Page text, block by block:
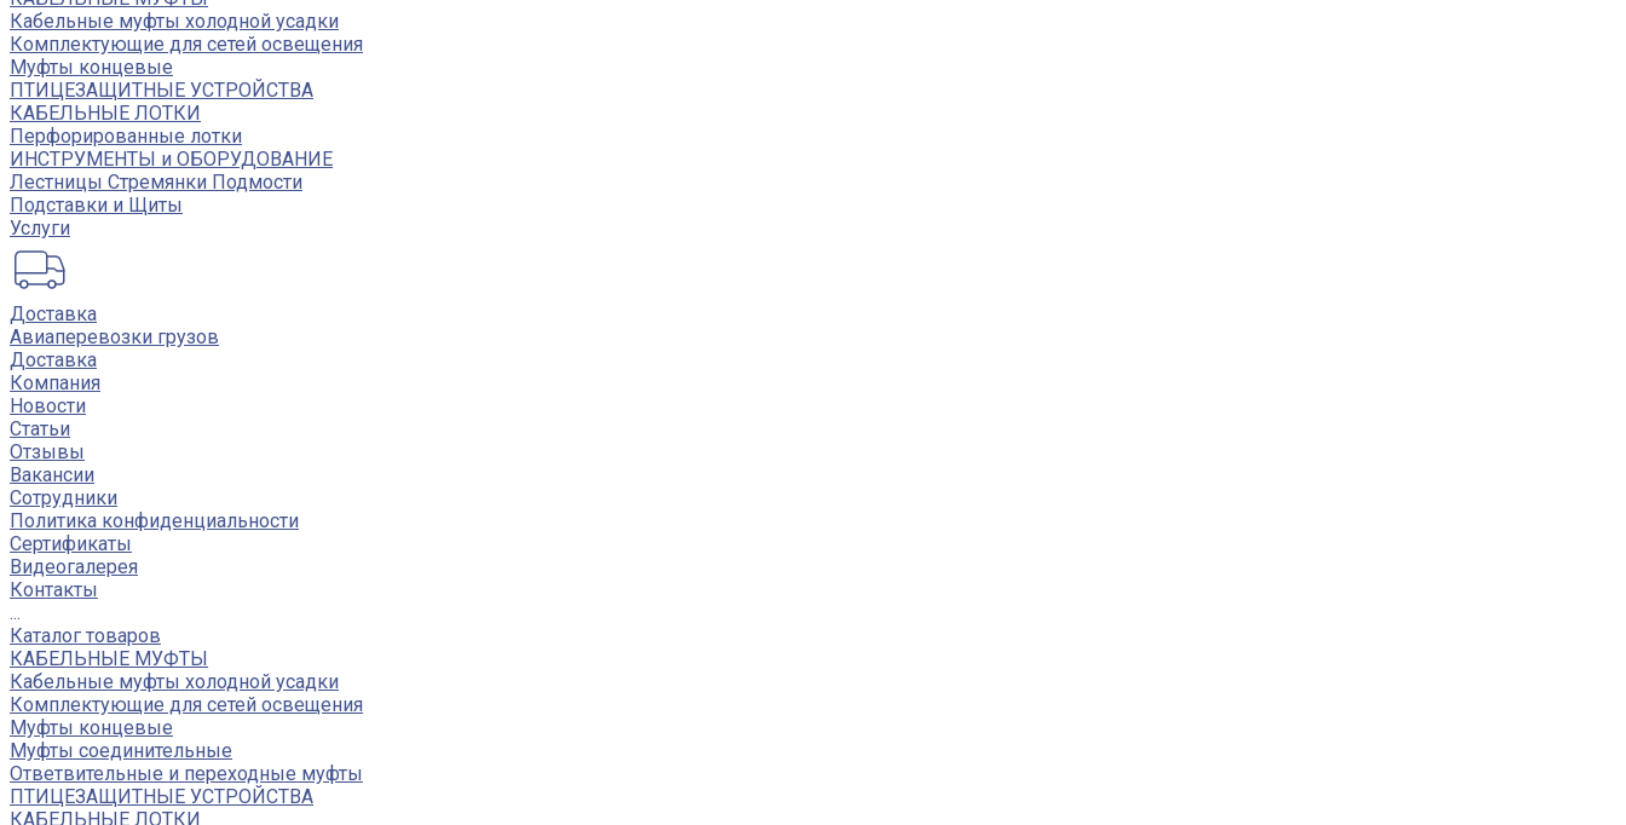
Кабельные муфты холодной усадки
Комплектующие для сетей освещения
Муфты концевые
ПТИЦЕЗАЩИТНЫЕ УСТРОЙСТВА
КАБЕЛЬНЫЕ ЛОТКИ
Перфорированные лотки
ИНСТРУМЕНТЫ и ОБОРУДОВАНИЕ
Лестницы Стремянки Подмости
Подставки и Щиты
Услуги
Доставка
Авиаперевозки грузов
Доставка
Компания
Новости
Статьи
Отзывы
Вакансии
Сотрудники
Политика конфиденциальности
Сертификаты
Видеогалерея
Контакты
...
Каталог товаров
КАБЕЛЬНЫЕ МУФТЫ
Кабельные муфты холодной усадки
Комплектующие для сетей освещения
Муфты концевые
Муфты соединительные
Ответвительные и переходные муфты
ПТИЦЕЗАЩИТНЫЕ УСТРОЙСТВА
КАБЕЛЬНЫЕ ЛОТКИ